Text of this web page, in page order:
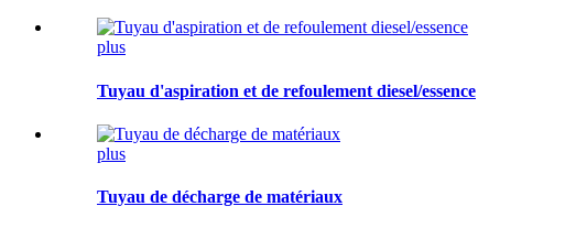
plus
Tuyau d'aspiration et de refoulement diesel/essence
plus
Tuyau de décharge de matériaux